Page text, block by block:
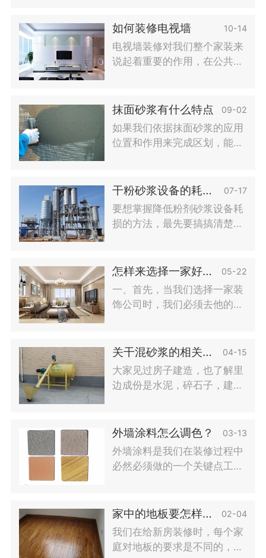
蚀的功效。那么，抹面砂浆和
抗裂砂浆差别有什么? 一.抹面
砂浆和抗
如何装修电视墙 10-14
电视墙装修对我们整个家装来
说起着重要的作用，在公共空
体现出户主的个人品味和审
美，提升装修的档次。 1、石
膏线条。
抹面砂浆有什么特点 09-02
如果我们依据抹面砂浆的应用
位置和作用来完成区划，能够
一些独特作用的抹面砂浆。独
特作用的抹面砂浆关键就是指
的防水
干粉砂浆设备的耗能怎么减到最低呢？ 07-17
要想掌握降低粉剂砂浆设备耗
损的方法，最先要搞搞清楚耗
裝工作经验，导致此类砂浆设
备耗损有下边几类要素： 砂浆
设备的
怎样来选择一家好的装修公司？ 05-22
一、首先，当我们选择一家装
饰公司时，我们必须去他的公
业的包公司太多，他们大多没
有自己的店，也有让消费者和
自己签
关干混砂浆的相关专业知识分享 04-15
大家见过房子建造，也了解里
边成份是水泥，碎石子，建筑
人，对这个词很生疏也感觉很
高端大气。它到底是一种原材
料，或是混和料？制作工艺和
传统式的粉碎制沙是不是同
外墙涂料怎么调色？ 03-13
外墙涂料是我们在装修过程中
必然必须做的一个关键点工程
的普遍。在房屋建筑设计方案
中，不但能够清理房屋建筑，
另外具有维护的功效，因此在
装修过程中外墙涂料的色彩决
家中的地板要怎样来进行挑选呢？ 02-04
我们在给新房装修时，每个家
庭对地板的要求是不同的，不